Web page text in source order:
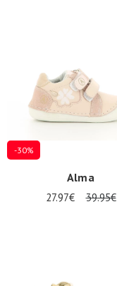
-30%
Alma
27.97€ 39.95€